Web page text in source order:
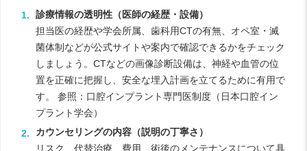
診療情報の透明性（医師の経歴・設備）
担当医の経歴や学会所属、歯科用CTの有無、オペ室・滅
菌体制などが公式サイトや案内で確認できるかをチェック
しましょう。CTなどの画像診断設備は、神経や血管の位
置を正確に把握し、安全な埋入計画を立てるために有用で
す。 参照： 口腔インプラント専門医制度（日本口腔イン
プラント学会）
カウンセリングの内容（説明の丁寧さ）
リスク、代替治療、費用、術後のメンテナンスについて具